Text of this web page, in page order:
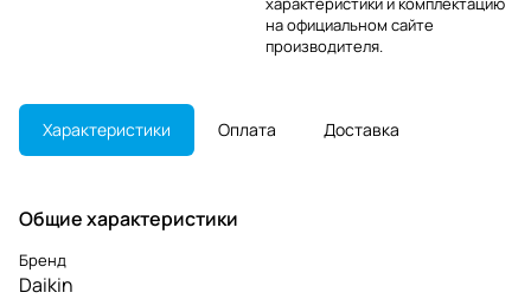
на официальном сайте
производителя.
Характеристики Оплата Доставка
Общие характеристики
Бренд
Daikin